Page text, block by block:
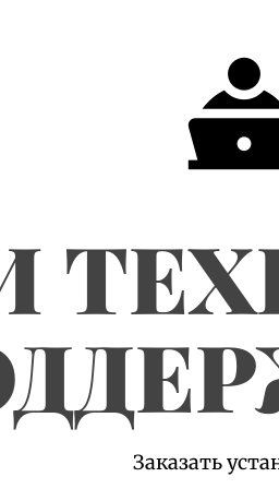
Заказать